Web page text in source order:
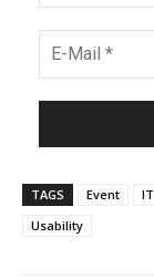
TAGS Event IT
Usability